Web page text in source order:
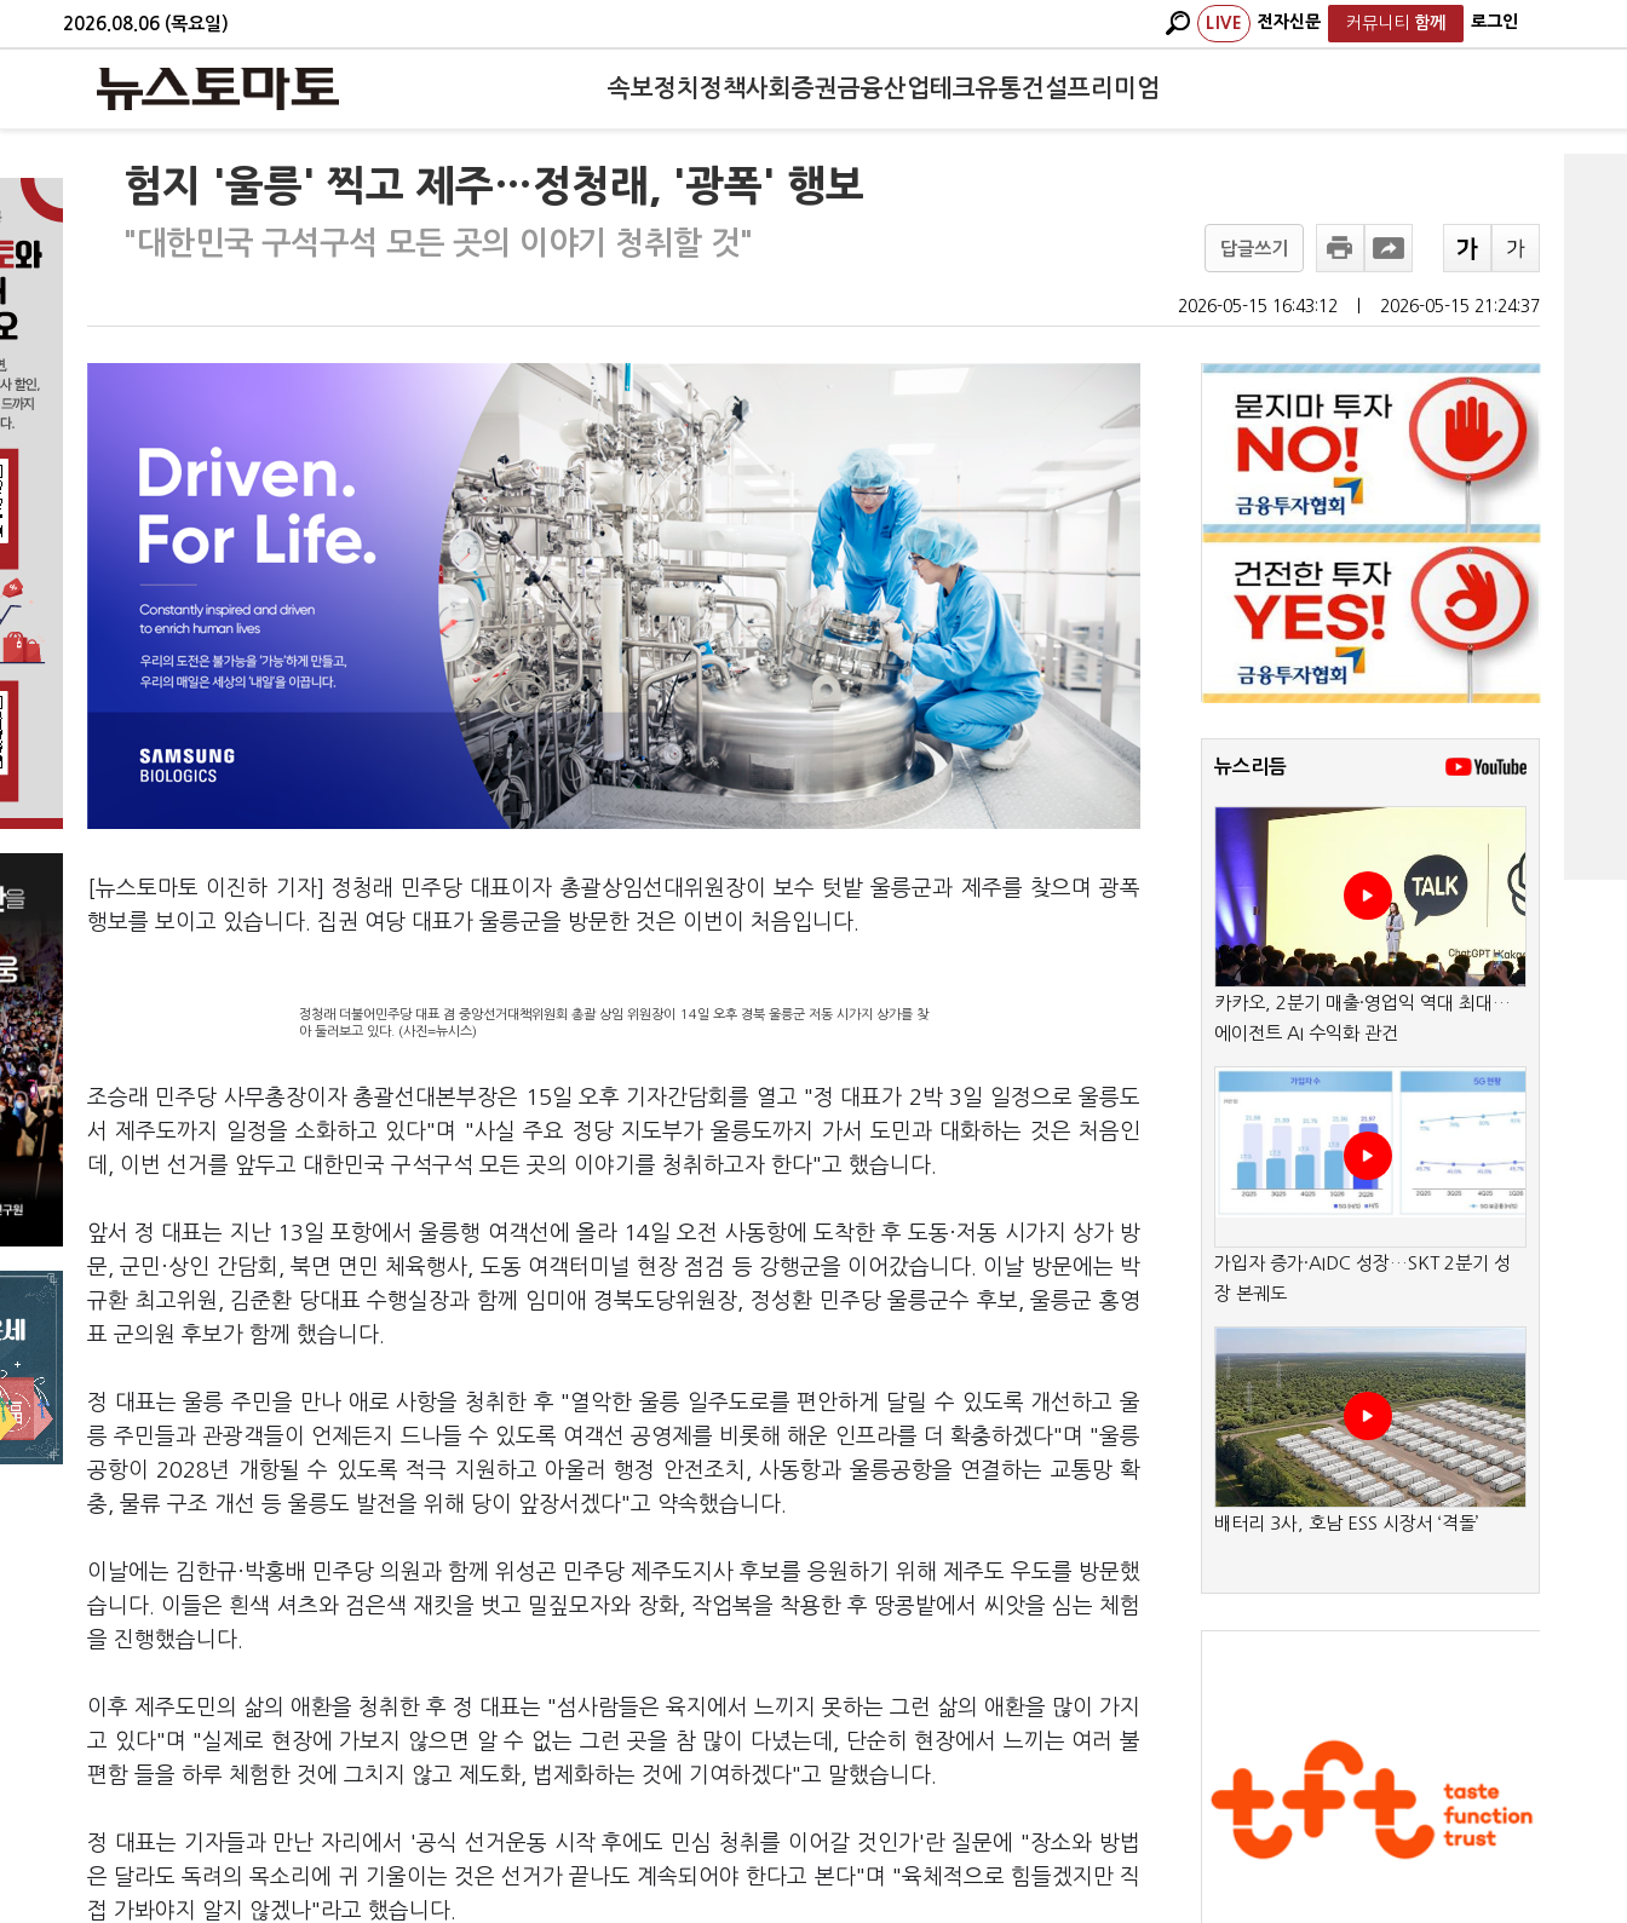
2026.08.06 (목요일) LIVE 전자신문 커뮤니티 함께 로그인
속보정치 정책사회 증권금융산업테크유통건설프리미엄
험지 '울릉' 찍고 제주…정청래, '광폭' 행보
"대한민국 구석구석 모든 곳의 이야기 청취할 것" 답글쓰기
2026-05-15 16:43:12 2026-05-15 21:24:37
[뉴스토마토 이진하 기자] 정청래 민주당 대표이자 총괄상임선대위원장이 보수 텃밭 울릉군과 제주를 찾으며 광폭
행보를 보이고 있습니다. 집권 여당 대표가 울릉군을 방문한 것은 이번이 처음입니다.
정청래 더불어민주당 대표 겸 중앙선거대책위원회 총괄 상임 위원장이 14일 오후 경북 울릉군 저동 시가지 상가를 찾
아 둘러보고 있다. (사진=뉴시스)
조승래 민주당 사무총장이자 총괄선대본부장은 15일 오후 기자간담회를 열고 "정 대표가 2박 3일 일정으로 울릉도
서 제주도까지 일정을 소화하고 있다"며 "사실 주요 정당 지도부가 울릉도까지 가서 도민과 대화하는 것은 처음인
데, 이번 선거를 앞두고 대한민국 구석구석 모든 곳의 이야기를 청취하고자 한다"고 했습니다.
앞서 정 대표는 지난 13일 포항에서 울릉행 여객선에 올라 14일 오전 사동항에 도착한 후 도동·저동 시가지 상가 방
문, 군민·상인 간담회, 북면 면민 체육행사, 도동 여객터미널 현장 점검 등 강행군을 이어갔습니다. 이날 방문에는 박
규환 최고위원, 김준환 당대표 수행실장과 함께 임미애 경북도당위원장, 정성환 민주당 울릉군수 후보, 울릉군 홍영
표 군의원 후보가 함께 했습니다.
정 대표는 울릉 주민을 만나 애로 사항을 청취한 후 "열악한 울릉 일주도로를 편안하게 달릴 수 있도록 개선하고 울
릉 주민들과 관광객들이 언제든지 드나들 수 있도록 여객선 공영제를 비롯해 해운 인프라를 더 확충하겠다"며 "울릉
공항이 2028년 개항될 수 있도록 적극 지원하고 아울러 행정 안전조치, 사동항과 울릉공항을 연결하는 교통망 확
충, 물류 구조 개선 등 울릉도 발전을 위해 당이 앞장서겠다"고 약속했습니다.
이날에는 김한규·박홍배 민주당 의원과 함께 위성곤 민주당 제주도지사 후보를 응원하기 위해 제주도 우도를 방문했
습니다. 이들은 흰색 셔츠와 검은색 재킷을 벗고 밀짚모자와 장화, 작업복을 착용한 후 땅콩밭에서 씨앗을 심는 체험
을 진행했습니다.
이후 제주도민의 삶의 애환을 청취한 후 정 대표는 "섬사람들은 육지에서 느끼지 못하는 그런 삶의 애환을 많이 가지
고 있다"며 "실제로 현장에 가보지 않으면 알 수 없는 그런 곳을 참 많이 다녔는데, 단순히 현장에서 느끼는 여러 불
편함 들을 하루 체험한 것에 그치지 않고 제도화, 법제화하는 것에 기여하겠다"고 말했습니다.
정 대표는 기자들과 만난 자리에서 '공식 선거운동 시작 후에도 민심 청취를 이어갈 것인가'란 질문에 "장소와 방법
은 달라도 독려의 목소리에 귀 기울이는 것은 선거가 끝나도 계속되어야 한다고 본다"며 "육체적으로 힘들겠지만 직
접 가봐야지 알지 않겠나"라고 했습니다.
뉴스리듬
카카오, 2분기 매출·영업익 역대 최대…
에이전트 AI 수익화 관건
가입자 증가·AIDC 성장…SKT 2분기 성
장 본궤도
배터리 3사, 호남 ESS 시장서 ‘격돌’